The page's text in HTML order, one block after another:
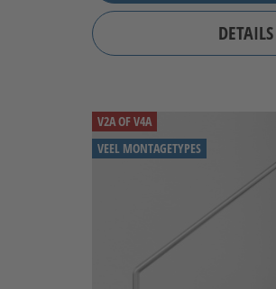
DETAILS
V2A OF V4A
VEEL MONTAGETYPES